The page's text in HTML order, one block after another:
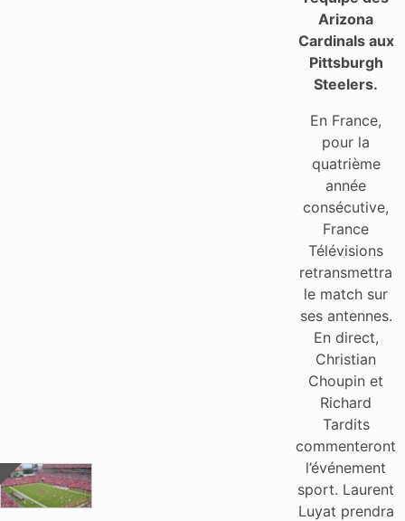
Arizona
Cardinals aux
Pittsburgh
Steelers.
En France,
pour la
quatrième
année
consécutive,
France
Télévisions
retransmettra
le match sur
ses antennes.
En direct,
Christian
Choupin et
Richard
Tardits
commenteront
l’événement
sport. Laurent
Luyat prendra